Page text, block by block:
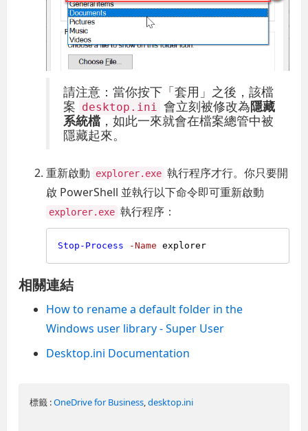
請注意：當你按下「套用」之後，該檔
案 desktop.ini 會立刻被修改為隱藏
系統檔 ，如此一來就會在檔案總管中被
隱藏起來。
重新啟動 explorer.exe 執行程序才行。你只要開
啟 PowerShell 並執行以下命令即可重新啟動
explorer.exe 執行程序：
Stop-Process -Name
相關連結
How to rename a default folder in the
Windows user library - Super User
Desktop.ini Documentation
標籤 :OneDrive for Business,desktop.ini